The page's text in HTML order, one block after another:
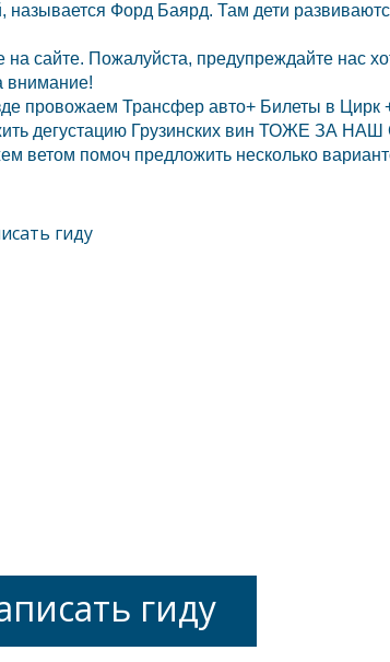
называется Форд Баярд. Там дети
сайте. Пожалуйста, предупреждайте нас
внимание!
провожаем Трансфер авто+ Билеты в
дегустацию Грузинских вин ТОЖЕ ЗА
ветом помоч предложить несколько
гиду
гиду